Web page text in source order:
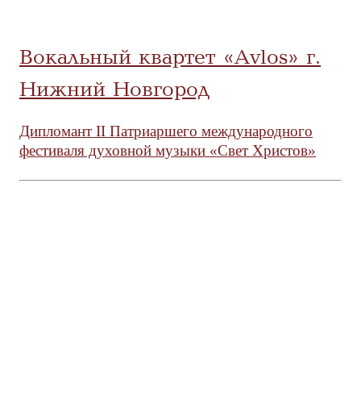
Вокальный квартет «Avlos» г.
Нижний Новгород
Дипломант II Патриаршего международного
фестиваля духовной музыки «Свет Христов»